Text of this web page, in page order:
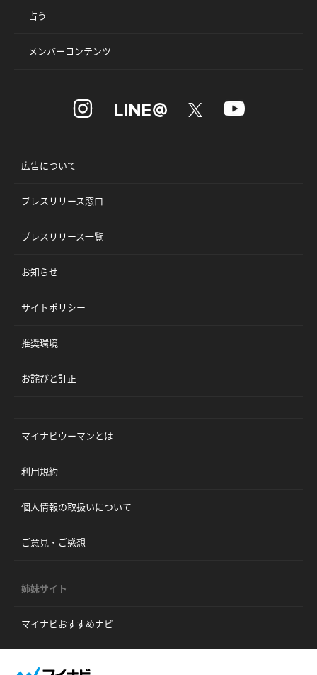
占う
メンバーコンテンツ
広告について
プレスリリース窓口
プレスリリース一覧
お知らせ
サイトポリシー
推奨環境
お詫びと訂正
マイナビウーマンとは
利用規約
個人情報の取扱いについて
ご意見・ご感想
姉妹サイト
マイナビおすすめナビ